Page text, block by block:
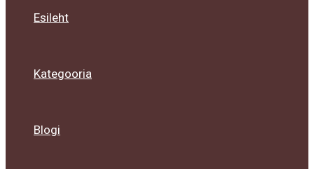
Esileht
Kategooria
Blogi